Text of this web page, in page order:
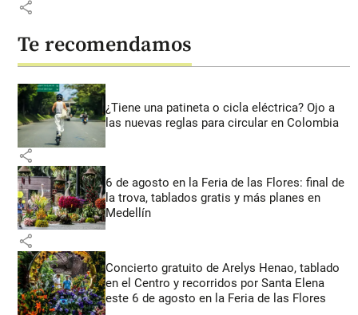
share
Te recomendamos
¿Tiene una patineta o cicla eléctrica? Ojo a
las nuevas reglas para circular en Colombia
share
6 de agosto en la Feria de las Flores: final de
la trova, tablados gratis y más planes en
Medellín
share
Concierto gratuito de Arelys Henao, tablado
en el Centro y recorridos por Santa Elena
este 6 de agosto en la Feria de las Flores